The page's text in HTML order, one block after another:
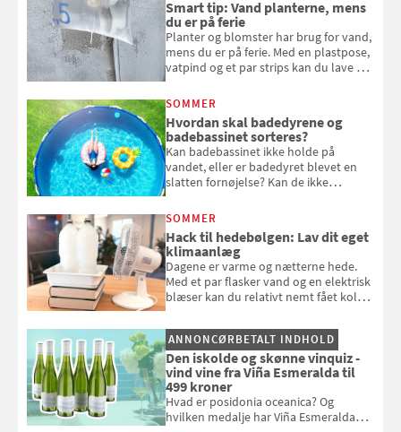
Smart tip: Vand planterne, mens
du er på ferie
Planter og blomster har brug for vand,
mens du er på ferie. Med en plastpose,
vatpind og et par strips kan du lave dit
at bede naboen om at vande eller
komme hjem til døde planter
SOMMER
Hvordan skal badedyrene og
badebassinet sorteres?
Kan badebassinet ikke holde på
vandet, eller er badedyret blevet en
slatten fornøjelse? Kan de ikke
opmærksom, når du smider
badebassinet eller et badedyr ud
SOMMER
Hack til hedebølgen: Lav dit eget
klimaanlæg
Dagene er varme og nætterne hede.
Med et par flasker vand og en elektrisk
blæser kan du relativt nemt fået koldt
og se, hvordan du gør
ANNONCØRBETALT INDHOLD
Den iskolde og skønne vinquiz -
vind vine fra Viña Esmeralda til
499 kroner
Hvad er posidonia oceanica? Og
hvilken medalje har Viña Esmeralda